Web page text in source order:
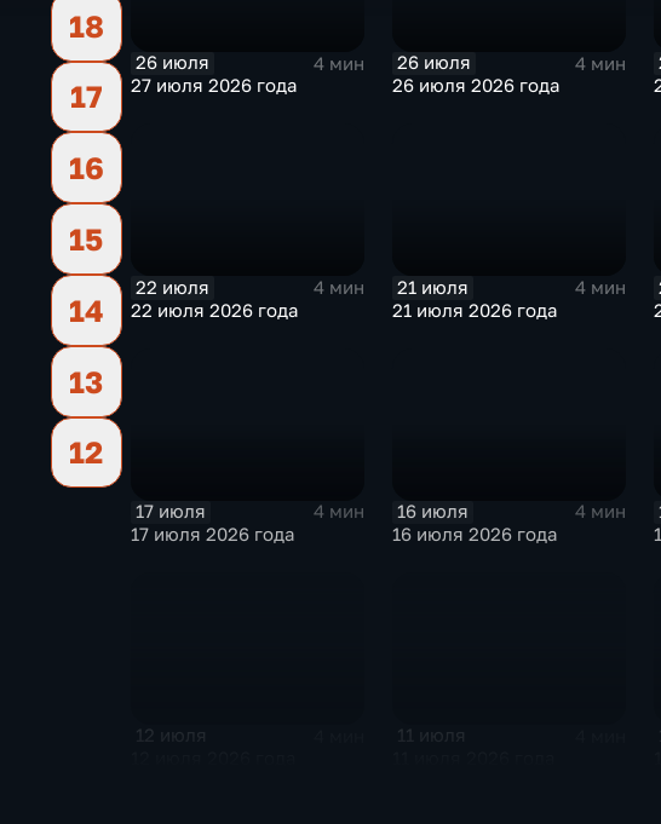
18
17
16
15
14
13
12
26 июля
4 мин
27 июля 2026 года
26 июля
4 мин
26 июля 2026 года
22 июля
4 мин
22 июля 2026 года
21 июля
4 мин
21 июля 2026 года
17 июля
4 мин
17 июля 2026 года
16 июля
4 мин
16 июля 2026 года
12 июля 11 июля